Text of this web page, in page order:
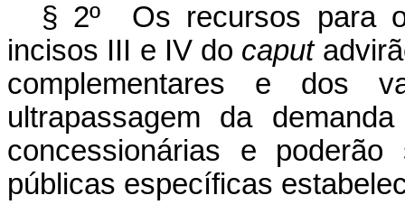
§ 2º Os recursos para
incisos III e IV do caput
complementares e dos
ultrapassagem da
concessionárias e
públicas específicas